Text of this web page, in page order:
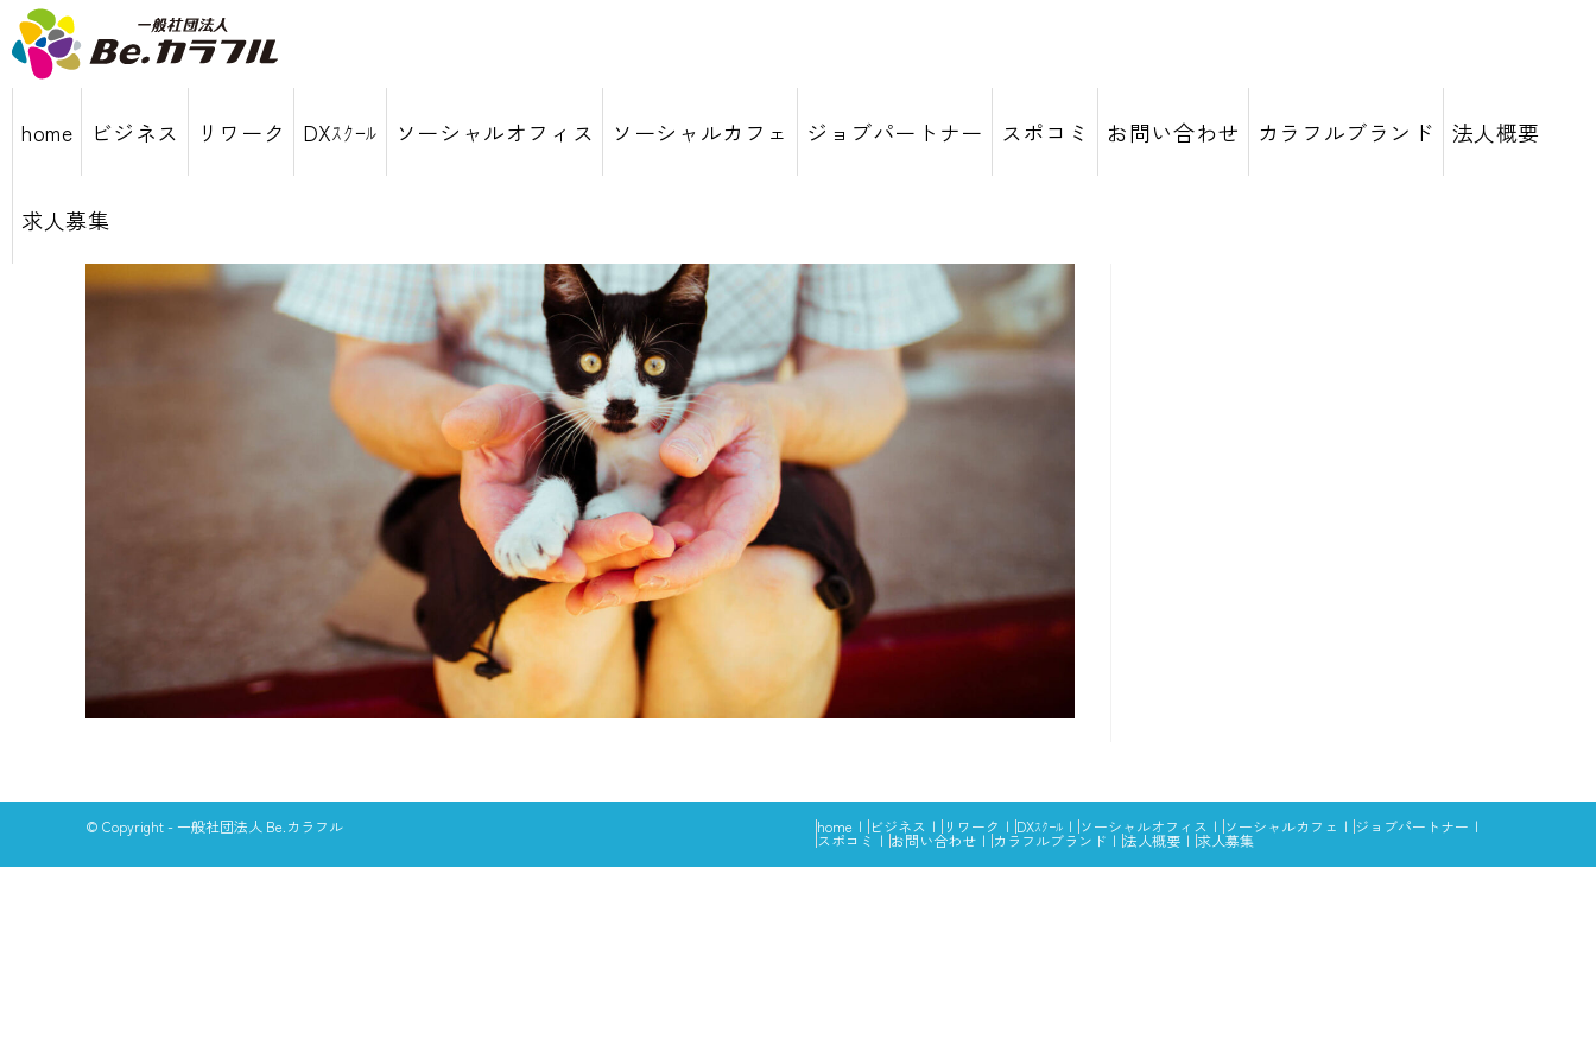
home ビジネス リワーク DXｽｸｰﾙ ソーシャルオフィス ソーシャルカフェ ジョブパートナー スポコミ お問い合わせ カラフルブランド 法人概要
求人募集
home ビジネス リワーク DXｽｸｰﾙ ソーシャルオフィス ソーシャルカフェ ジョブパートナー
スポコミ お問い合わせ カラフルブランド 法人概要 求人募集
© Copyright - 一般社団法人 Be.カラフル